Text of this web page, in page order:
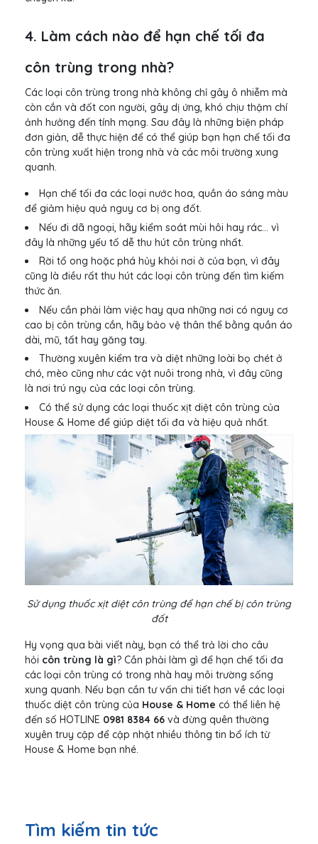
4. Làm cách nào để hạn chế tối đa
côn trùng trong nhà?
Các loại côn trùng trong nhà không chỉ gây ô nhiễm mà
còn cắn và đốt con người, gây dị ứng, khó chịu thậm chí
ảnh hưởng đến tính mạng. Sau đây là những biện pháp
đơn giản, dễ thực hiện để có thể giúp bạn hạn chế tối đa
côn trùng xuất hiện trong nhà và các môi trường xung
quanh.
Hạn chế tối đa các loại nước hoa, quần áo sáng màu
để giảm hiệu quả nguy cơ bị ong đốt.
Nếu đi dã ngoại, hãy kiểm soát mùi hôi hay rác... vì
đây là những yếu tố dễ thu hút côn trùng nhất.
Rời tổ ong hoặc phá hủy khỏi nơi ở của bạn, vì đây
cũng là điều rất thu hút các loại côn trùng đến tìm kiếm
thức ăn.
Nếu cần phải làm việc hay qua những nơi có nguy cơ
cao bị côn trùng cắn, hãy bảo vệ thân thể bằng quần áo
dài, mũ, tất hay găng tay.
Thường xuyên kiểm tra và diệt những loài bọ chét ở
chó, mèo cũng như các vật nuôi trong nhà, vì đây cũng
là nơi trú ngụ của các loại côn trùng.
Có thể sử dụng các loại thuốc xịt diệt côn trùng của
House & Home để giúp diệt tối đa và hiệu quả nhất.
Sử dụng thuốc xịt diệt côn trùng để hạn chế bị côn trùng
đốt
Hy vọng qua bài viết này, bạn có thể trả lời cho câu
hỏi côn trùng là gì? Cần phải làm gì để hạn chế tối đa
các loại côn trùng có trong nhà hay môi trường sống
xung quanh. Nếu bạn cần tư vấn chi tiết hơn về các loại
thuốc diệt côn trùng của House & Home có thể liên hệ
đến số HOTLINE 0981 8384 66 và đừng quên thường
xuyên truy cập để cập nhật nhiều thông tin bổ ích từ
House & Home bạn nhé.
Tìm kiếm tin tức